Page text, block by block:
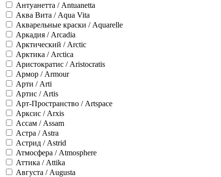
Антуанетта / Antuanetta
Аква Вита / Aqua Vita
Акварельные краски / Aquarelle
Аркадия / Arcadia
Арктический / Arctic
Арктика / Arctica
Аристократис / Aristocratis
Армор / Armour
Арти / Arti
Артис / Artis
Арт-Пространство / Artspace
Арксис / Arxis
Ассам / Assam
Астра / Astra
Астрид / Astrid
Атмосфера / Atmosphere
Аттика / Attika
Августа / Augusta